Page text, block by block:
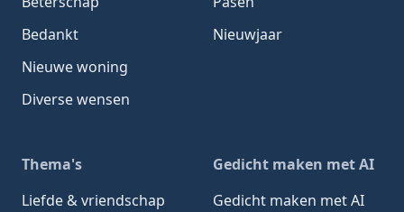
Bedankt
Nieuwe woning
Diverse wensen
Nieuwjaar
Thema's
Liefde & vriendschap
Gedicht maken met AI
Gedicht maken met AI